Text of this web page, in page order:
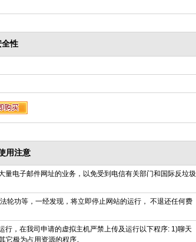
全性
用注意
电子邮件网址的业务，以免受到电信有关部门和国际反垃圾
轮功等，一经发现，将立即停止网站的运行， 不退还任何费
，在我司申请的虚拟主机严禁上传及运行以下程序: 1)聊天
极为占用资源的程序。